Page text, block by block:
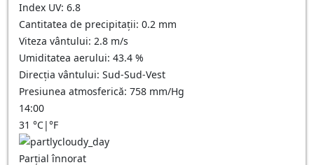
Index UV: 6.8
Cantitatea de precipitații: 0.2 mm
Viteza vântului: 2.8 m/s
Umiditatea aerului: 43.4 %
Direcția vântului: Sud-Sud-Vest
Presiunea atmosferică: 758 mm/Hg
14:00
31 °C|°F
Parțial înnorat